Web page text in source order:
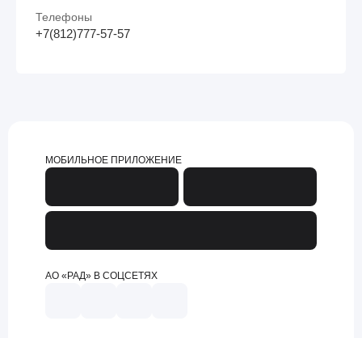
Телефоны
+7(812)777-57-57
МОБИЛЬНОЕ ПРИЛОЖЕНИЕ
АО «РАД» В СОЦСЕТЯХ